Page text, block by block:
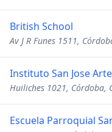
British School
Av J R Funes 1511,
Instituto San Jose
Huiliches 1021, Córdoba,
Escuela Parroquial